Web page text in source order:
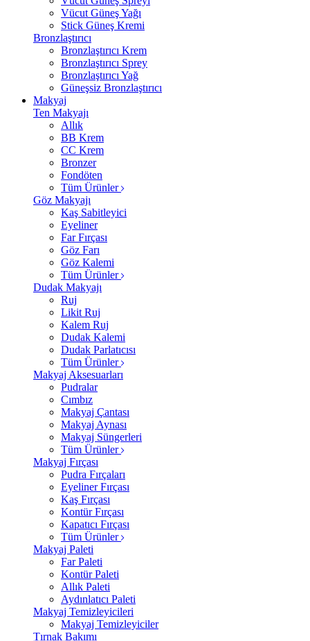
Vücut Güneş Yağı
Stick Güneş Kremi
Bronzlaştırıcı
Bronzlaştırıcı Krem
Bronzlaştırıcı Sprey
Bronzlaştırıcı Yağ
Güneşsiz Bronzlaştırıcı
Makyaj
Ten Makyajı
Allık
BB Krem
CC Krem
Bronzer
Fondöten
Tüm Ürünler
Göz Makyajı
Kaş Sabitleyici
Eyeliner
Far Fırçası
Göz Farı
Göz Kalemi
Tüm Ürünler
Dudak Makyajı
Ruj
Likit Ruj
Kalem Ruj
Dudak Kalemi
Dudak Parlatıcısı
Tüm Ürünler
Makyaj Aksesuarları
Pudralar
Cımbız
Makyaj Çantası
Makyaj Aynası
Makyaj Süngerleri
Tüm Ürünler
Makyaj Fırçası
Pudra Fırçaları
Eyeliner Fırçası
Kaş Fırçası
Kontür Fırçası
Kapatıcı Fırçası
Tüm Ürünler
Makyaj Paleti
Far Paleti
Kontür Paleti
Allık Paleti
Aydınlatıcı Paleti
Makyaj Temizleyicileri
Makyaj Temizleyiciler
Tırnak Bakımı